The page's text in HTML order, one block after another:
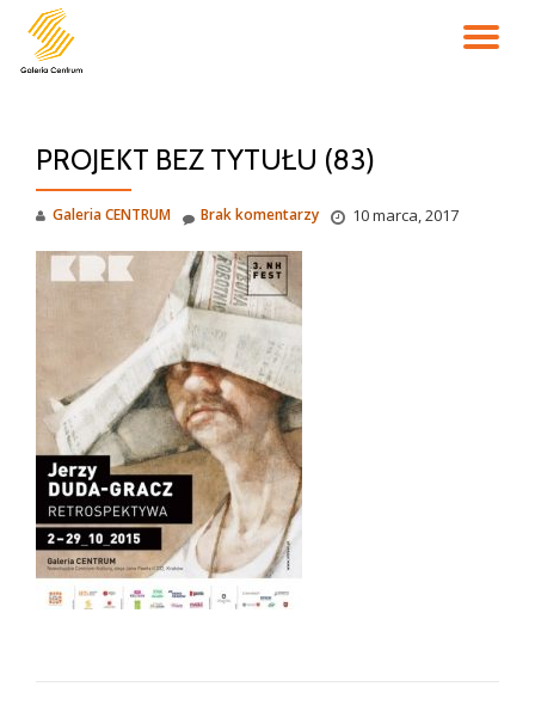
Przejdź
PROJEKT BEZ TYTUŁU (83)
Galeria CENTRUM 10 marca, 2017
Brak komentarzy